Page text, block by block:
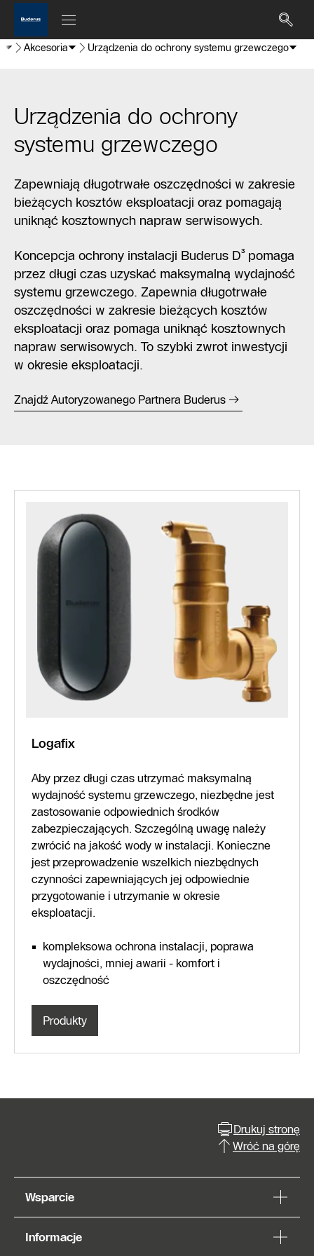
Akcesoria Urządzenia do ochrony systemu grzewczego
Urządzenia do ochrony
systemu grzewczego
Zapewniają długotrwałe oszczędności w zakresie
bieżących kosztów eksploatacji oraz pomagają
uniknąć kosztownych napraw serwisowych.
Koncepcja ochrony instalacji Buderus D³ pomaga
przez długi czas uzyskać maksymalną wydajność
systemu grzewczego. Zapewnia długotrwałe
oszczędności w zakresie bieżących kosztów
eksploatacji oraz pomaga uniknąć kosztownych
napraw serwisowych. To szybki zwrot inwestycji
w okresie eksploatacji.
Znajdź Autoryzowanego Partnera Buderus
Logafix
Aby przez długi czas utrzymać maksymalną
wydajność systemu grzewczego, niezbędne jest
zastosowanie odpowiednich środków
zabezpieczających. Szczególną uwagę należy
zwrócić na jakość wody w instalacji. Konieczne
jest przeprowadzenie wszelkich niezbędnych
czynności zapewniających jej odpowiednie
przygotowanie i utrzymanie w okresie
eksploatacji.
kompleksowa ochrona instalacji, poprawa
wydajności, mniej awarii - komfort i
oszczędność
Produkty
Drukuj stronę
Wróć na górę
Wsparcie
Informacje